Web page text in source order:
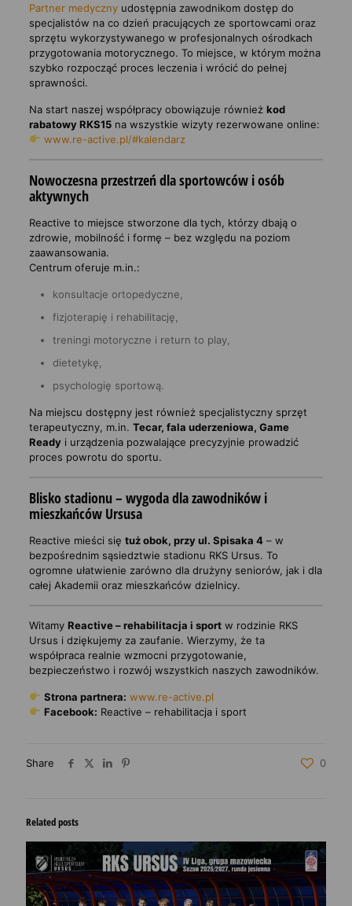
Partner medycznyudostępnia zawodnikom dostęp do
specjalistów na co dzień pracujących ze sportowcami oraz
sprzętu wykorzystywanego w profesjonalnych ośrodkach
przygotowania motorycznego. To miejsce, w którym można
szybko rozpocząć proces leczenia i wrócić do pełnej
sprawności.
Na start naszej współpracy obowiązuje również kod
rabatowy RKS15na wszystkie wizyty rezerwowane online:
www.re-active.pl/#kalendarz
Nowoczesna przestrzeń dla sportowców i osób
aktywnych
Reactive to miejsce stworzone dla tych, którzy dbają o
zdrowie, mobilność i formę – bez względu na poziom
zaawansowania.
Centrum oferuje m.in.:
konsultacje ortopedyczne,
fizjoterapię i rehabilitację,
treningi motoryczne i return to play,
dietetykę,
psychologię sportową.
Na miejscu dostępny jest również specjalistyczny sprzęt
terapeutyczny, m.in. Tecar, fala uderzeniowa, Game
Readyi urządzenia pozwalające precyzyjnie prowadzić
proces powrotu do sportu.
Blisko stadionu – wygoda dla zawodników i
mieszkańców Ursusa
Reactive mieści się tuż obok, przy ul. Spisaka 4– w
bezpośrednim sąsiedztwie stadionu RKS Ursus. To
ogromne ułatwienie zarówno dla drużyny seniorów, jak i dla
całej Akademii oraz mieszkańców dzielnicy.
Witamy Reactive – rehabilitacja i sportw rodzinie RKS
Ursus i dziękujemy za zaufanie. Wierzymy, że ta
współpraca realnie wzmocni przygotowanie,
bezpieczeństwo i rozwój wszystkich naszych zawodników.
Strona partnera: www.re-active.pl
Facebook: Reactive – rehabilitacja i sport
Share 0
Related posts